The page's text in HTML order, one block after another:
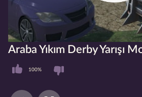
Araba Yıkım Derby Yarışı
100%